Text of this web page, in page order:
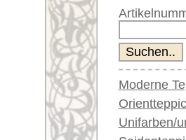
Läufer / Galerien
Runde & ovale Teppiche
Antike Teppiche
Antike China Teppiche
Blaue Teppiche
Graue Teppiche
Braune Teppiche
Blaue Teppiche
Grüne Teppiche
Rot/pink/flieder/lila
Beige/hell/cremefarben